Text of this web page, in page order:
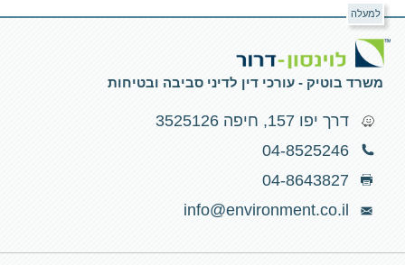
למעלה
משרד בוטיק - עורכי דין לדיני סביבה ובטיחות
דרך יפו 157, חיפה 3525126
04-8525246
04-8643827
info@environment.co.il